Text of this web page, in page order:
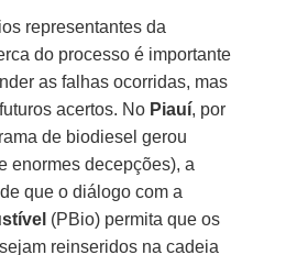
representantes da
do processo é importante
as falhas ocorridas, mas
acertos. No Piauí, por
de biodiesel gerou
enormes decepções), a
que o diálogo com a
(PBio) permita que os
reinseridos na cadeia